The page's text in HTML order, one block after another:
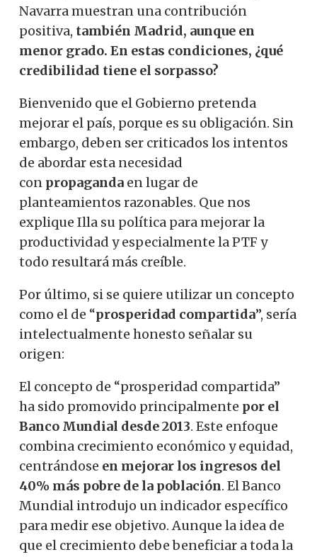
Navarra muestran una contribución
positiva, también Madrid, aunque en
menor grado. En estas condiciones, ¿qué
credibilidad tiene el sorpasso?
Bienvenido que el Gobierno pretenda
mejorar el país, porque es su obligación. Sin
embargo, deben ser criticados los intentos
de abordar esta necesidad
con propaganda en lugar de
planteamientos razonables. Que nos
explique Illa su política para mejorar la
productividad y especialmente la PTF y
todo resultará más creíble.
Por último, si se quiere utilizar un concepto
como el de “prosperidad compartida”, sería
intelectualmente honesto señalar su
origen:
El concepto de “prosperidad compartida”
ha sido promovido principalmente por el
Banco Mundial desde 2013. Este enfoque
combina crecimiento económico y equidad,
centrándose en mejorar los ingresos del
40% más pobre de la población. El Banco
Mundial introdujo un indicador específico
para medir ese objetivo. Aunque la idea de
que el crecimiento debe beneficiar a toda la